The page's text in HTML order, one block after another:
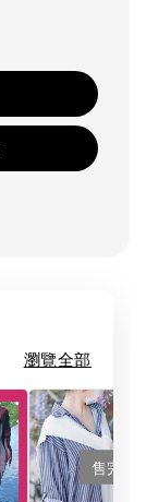
瀏覽全部
售完